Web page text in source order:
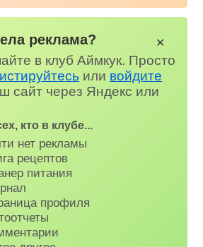
реклама?
в клуб Аймкук. Просто
или войдите
сайт через Яндекс или
кто в клубе...
нет рекламы
рецептов
питания
профиля
✕